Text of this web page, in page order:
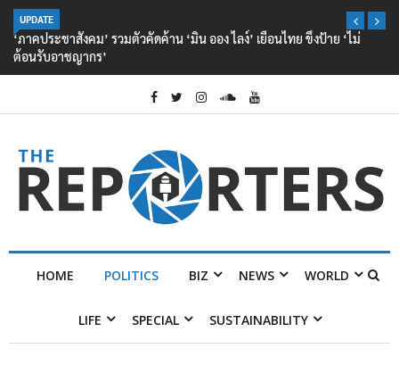
UPDATE
‘ภาคประชาสังคม’ รวมตัวคัดค้าน ‘มิน ออง ไลง์’ เยือนไทย ขึงป้าย ‘ไม่
ต้อนรับอาชญากร’
HOME POLITICS BIZ NEWS WORLD
LIFE SPECIAL SUSTAINABILITY